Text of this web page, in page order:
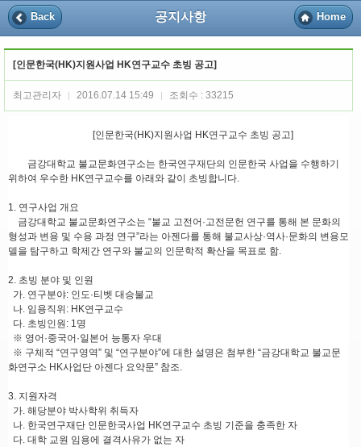
Back 공지사항 Home
[인문한국(HK)지원사업 HK연구교수 초빙 공고]
최고관리자 2016.07.14 15:49 조회수 : 33215
[인문한국(HK)지원사업 HK연구교수 초빙 공고]
금강대학교 불교문화연구소는 한국연구재단의 인문한국 사업을 수행하기
위하여 우수한 HK연구교수를 아래와 같이 초빙합니다.
1. 연구사업 개요
금강대학교 불교문화연구소는 “불교 고전어·고전문헌 연구를 통해 본 문화의
형성과 변용 및 수용 과정 연구”라는 아젠다를 통해 불교사상·역사·문화의 변용모
델을 탐구하고 학제간 연구와 불교의 인문학적 확산을 목표로 함.
2. 초빙 분야 및 인원
가. 연구분야: 인도·티벳 대승불교
나. 임용직위: HK연구교수
다. 초빙인원: 1명
※ 영어·중국어·일본어 능통자 우대
※ 구체적 “연구영역” 및 “연구분야”에 대한 설명은 첨부한 “금강대학교 불교문
화연구소 HK사업단 아젠다 요약문” 참조.
3. 지원자격
가. 해당분야 박사학위 취득자
나. 한국연구재단 인문한국사업 HK연구교수 초빙 기준을 충족한 자
다. 대학 교원 임용에 결격사유가 없는 자